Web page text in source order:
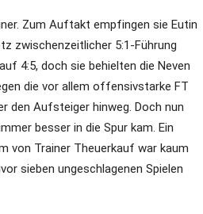
Zum Auftakt empfingen sie Eutin
zwischenzeitlicher 5:1-Führung
4:5, doch sie behielten die Neven
die vor allem offensivstarke FT
den Aufsteiger hinweg. Doch nun
besser in die Spur kam. Ein
von Trainer Theuerkauf war kaum
sieben ungeschlagenen Spielen